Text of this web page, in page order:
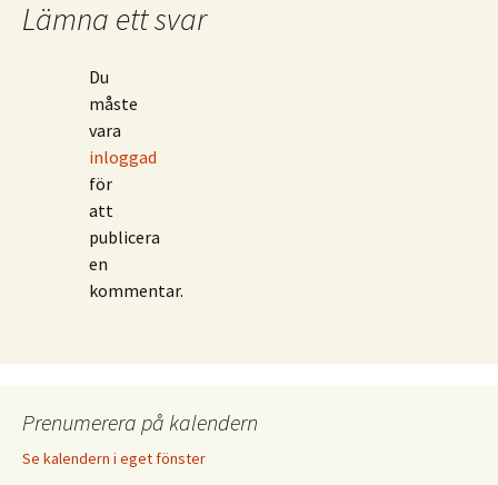
Lämna ett svar
Du
måste
vara
inloggad
för
att
publicera
en
kommentar.
Prenumerera på kalendern
Se kalendern i eget fönster